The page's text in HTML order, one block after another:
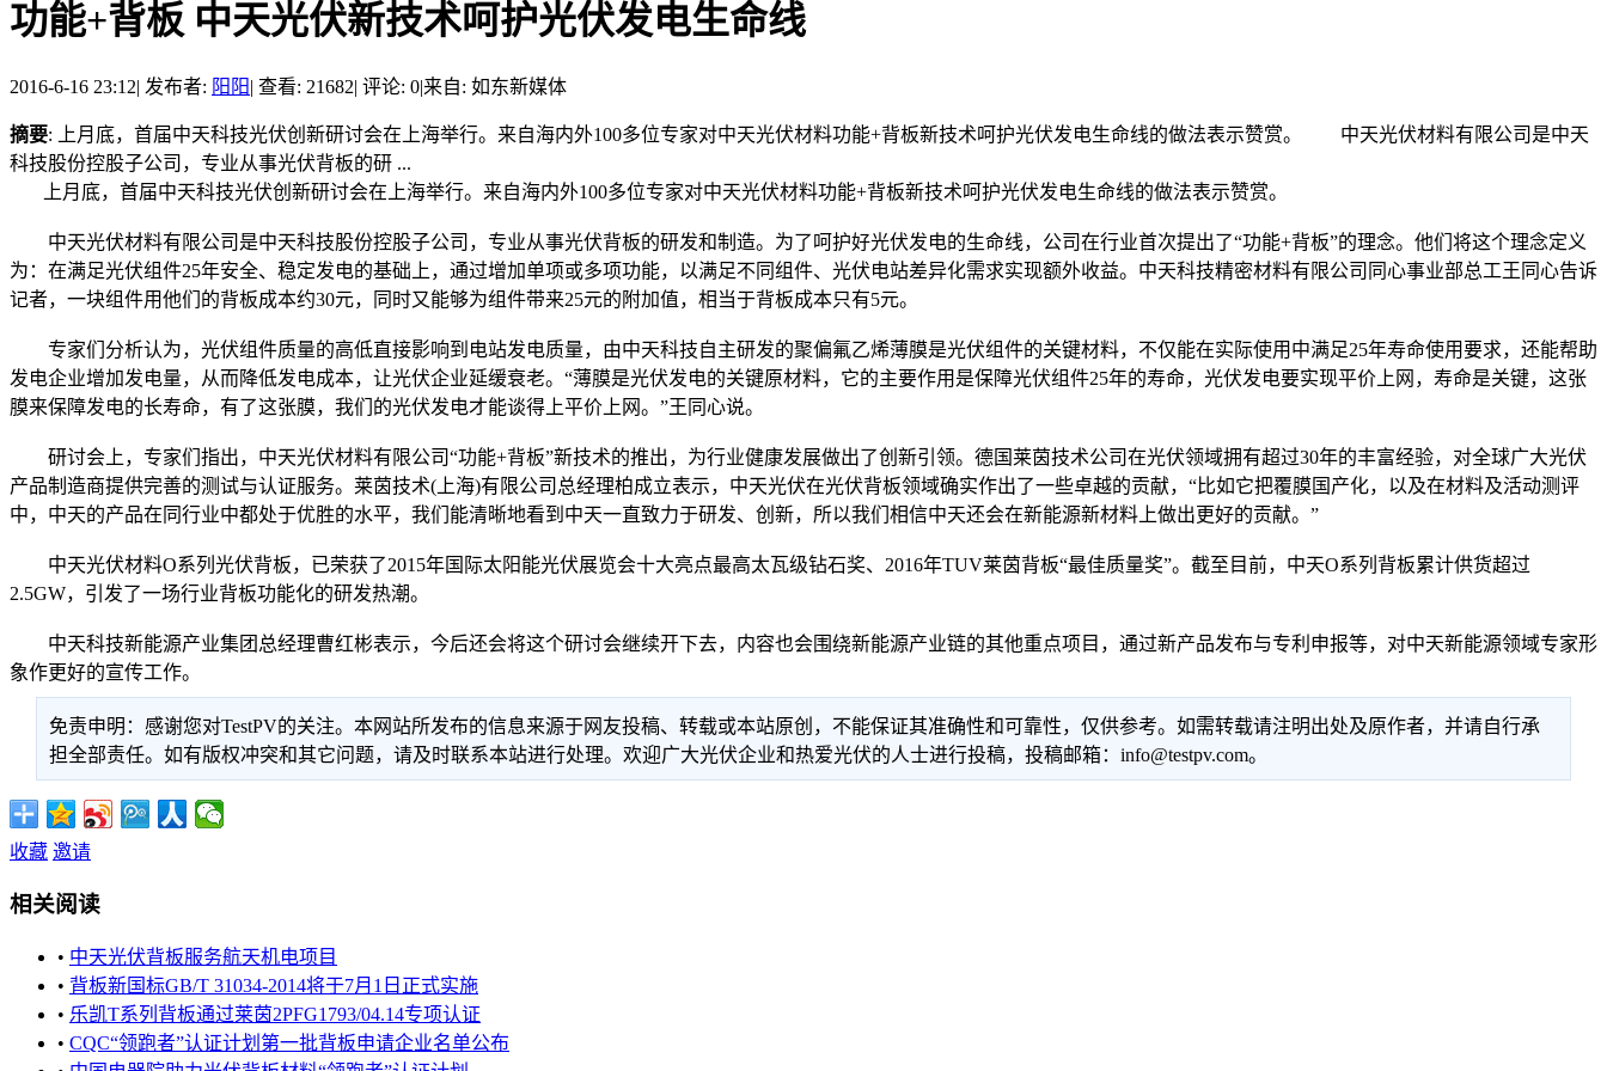
功能+背板 中天光伏新技术呵护光伏发电生命线
2016-6-16 23:12| 发布者: 阳阳| 查看: 21682| 评论: 0|来自: 如东新媒体
摘要: 上月底，首届中天科技光伏创新研讨会在上海举行。来自海内外100多位专家对中天光伏材料功能+背板新技术呵护光伏发电生命线的做法表示赞赏。 中天光伏材料有限公司是中天
科技股份控股子公司，专业从事光伏背板的研 ...
上月底，首届中天科技光伏创新研讨会在上海举行。来自海内外100多位专家对中天光伏材料功能+背板新技术呵护光伏发电生命线的做法表示赞赏。
中天光伏材料有限公司是中天科技股份控股子公司，专业从事光伏背板的研发和制造。为了呵护好光伏发电的生命线，公司在行业首次提出了“功能+背板”的理念。他们将这个理念定义
为：在满足光伏组件25年安全、稳定发电的基础上，通过增加单项或多项功能，以满足不同组件、光伏电站差异化需求实现额外收益。中天科技精密材料有限公司同心事业部总工王同心告诉
记者，一块组件用他们的背板成本约30元，同时又能够为组件带来25元的附加值，相当于背板成本只有5元。
专家们分析认为，光伏组件质量的高低直接影响到电站发电质量，由中天科技自主研发的聚偏氟乙烯薄膜是光伏组件的关键材料，不仅能在实际使用中满足25年寿命使用要求，还能帮助
发电企业增加发电量，从而降低发电成本，让光伏企业延缓衰老。“薄膜是光伏发电的关键原材料，它的主要作用是保障光伏组件25年的寿命，光伏发电要实现平价上网，寿命是关键，这张
膜来保障发电的长寿命，有了这张膜，我们的光伏发电才能谈得上平价上网。”王同心说。
研讨会上，专家们指出，中天光伏材料有限公司“功能+背板”新技术的推出，为行业健康发展做出了创新引领。德国莱茵技术公司在光伏领域拥有超过30年的丰富经验，对全球广大光伏
产品制造商提供完善的测试与认证服务。莱茵技术(上海)有限公司总经理柏成立表示，中天光伏在光伏背板领域确实作出了一些卓越的贡献，“比如它把覆膜国产化，以及在材料及活动测评
中，中天的产品在同行业中都处于优胜的水平，我们能清晰地看到中天一直致力于研发、创新，所以我们相信中天还会在新能源新材料上做出更好的贡献。”
中天光伏材料O系列光伏背板，已荣获了2015年国际太阳能光伏展览会十大亮点最高太瓦级钻石奖、2016年TUV莱茵背板“最佳质量奖”。截至目前，中天O系列背板累计供货超过
2.5GW，引发了一场行业背板功能化的研发热潮。
中天科技新能源产业集团总经理曹红彬表示，今后还会将这个研讨会继续开下去，内容也会围绕新能源产业链的其他重点项目，通过新产品发布与专利申报等，对中天新能源领域专家形
象作更好的宣传工作。
免责申明：感谢您对TestPV的关注。本网站所发布的信息来源于网友投稿、转载或本站原创，不能保证其准确性和可靠性，仅供参考。如需转载请注明出处及原作者，并请自行承
担全部责任。如有版权冲突和其它问题，请及时联系本站进行处理。欢迎广大光伏企业和热爱光伏的人士进行投稿，投稿邮箱：info@testpv.com。
收藏 邀请
相关阅读
• 中天光伏背板服务航天机电项目
• 背板新国标GB/T 31034-2014将于7月1日正式实施
• 乐凯T系列背板通过莱茵2PFG1793/04.14专项认证
• CQC“领跑者”认证计划第一批背板申请企业名单公布